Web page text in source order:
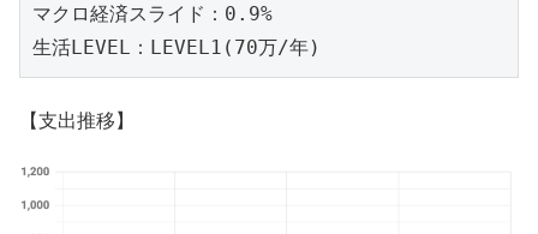
マクロ経済スライド：0.9%
生活LEVEL：LEVEL1(70万/年)
【支出推移】